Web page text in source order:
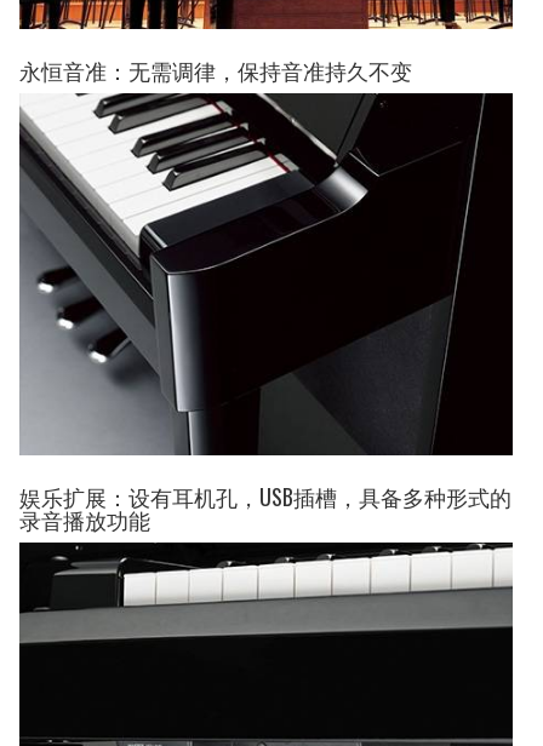
永恒音准：无需调律，保持音准持久不变
娱乐扩展：设有耳机孔，USB插槽，具备多种形式的
录音播放功能